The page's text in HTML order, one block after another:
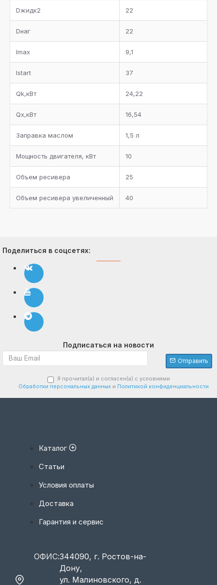
Dжидк2 22
Dнаг 22
Imax 9,1
Istart 37
Qk,кВт 24,22
Qx,кВт 16,54
Заправка маслом 1,5 л
Мощность двигателя, кВт 10
Объем ресивера 25
Объем ресивера увеличенный 40
Поделиться в соцсетях:
Подписаться на новости
Отправить
Я прочитал(а) и согласен(а) с условиями
Обработки персональных данныхи Политикой конфиденциальности
Каталог
Статьи
Условия оплаты
Доставка
Гарантия и сервис
ОФИС:344090, г. Ростов-на-
Дону,
ул. Малиновского, д.